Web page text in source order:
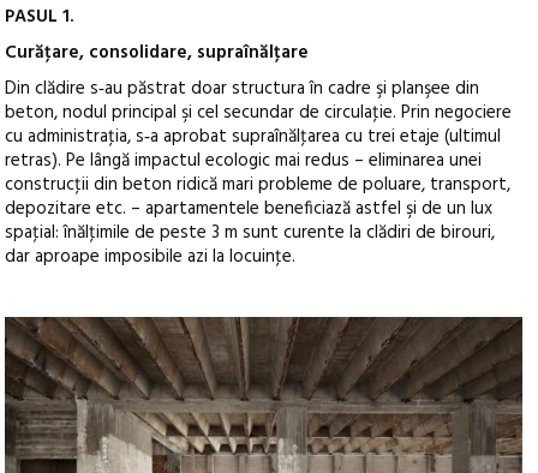
PASUL 1.
Curăţare, consolidare, supraînălţare
Din clădire s‑au păstrat doar structura în cadre şi planşee din
beton, nodul principal şi cel secundar de circulaţie. Prin negociere
cu administraţia, s‑a aprobat supraînălţarea cu trei etaje (ultimul
retras). Pe lângă impactul ecologic mai redus – eliminarea unei
construcţii din beton ridică mari probleme de poluare, transport,
depozitare etc. – apartamentele beneficiază astfel şi de un lux
spaţial: înălţimile de peste 3 m sunt curente la clădiri de birouri,
dar aproape imposibile azi la locuinţe.